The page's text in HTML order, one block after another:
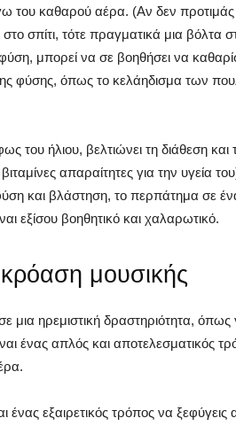
του καθαρού αέρα. (Αν δεν
σπίτι, τότε πραγματικά μια
μπορεί να σε βοηθήσει να
φύσης, όπως το κελάηδισμα των
του ήλιου, βελτιώνει τη διάθεση και
απαραίτητες για την υγεία
και βλάστηση, το περπάτημα σε
εξίσου βοηθητικό και χαλαρωτικό.
μουσικής
μια ηρεμιστική δραστηριότητα,
ένας απλός και αποτελεσματικός
ένας εξαιρετικός τρόπος να ξεφύγεις